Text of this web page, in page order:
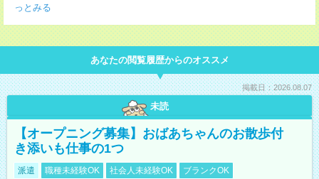
っとみる
あなたの閲覧履歴からのオススメ
掲載日：2026.08.07
未読
【オープニング募集】おばあちゃんのお散歩付
き添いも仕事の1つ
派遣 職種未経験OK 社会人未経験OK
ブランクOK